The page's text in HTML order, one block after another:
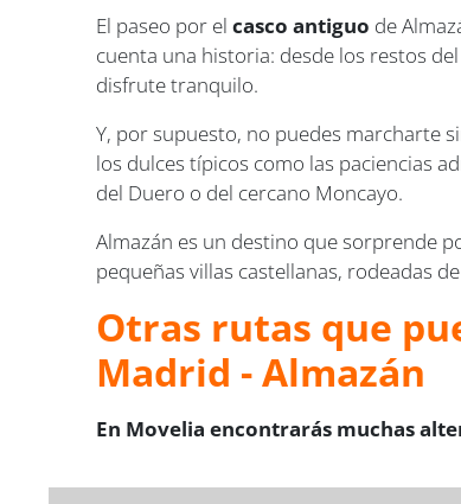
El paseo por elcasco antiguo de
cuenta una historia: desde los restos
disfrute tranquilo.
Y, por supuesto, no puedes marcharte
los dulces típicos como las paciencias
del Duero o del cercano Moncayo.
Almazán es un destino que sorprende
pequeñas villas castellanas, rodeadas
Otras rutas que
Madrid - Almazán
En Movelia encontrarás muchas